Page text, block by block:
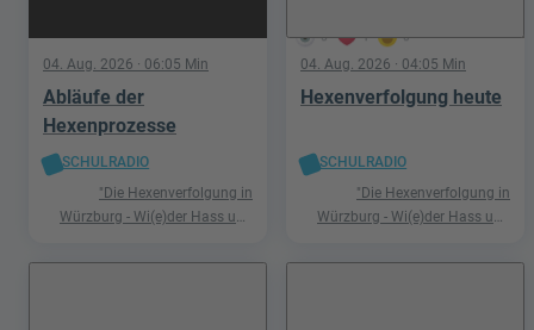
04. Aug. 2026 · 06:05 Min
Abläufe der
Hexenprozesse
SCHULRADIO
"Die Hexenverfolgung in
Würzburg - Wi(e)der Hass und
5 1 0
04. Aug. 2026 · 04:05 Min
Hexenverfolgung heute
SCHULRADIO
"Die Hexenverfolgung in
Würzburg - Wi(e)der Hass und